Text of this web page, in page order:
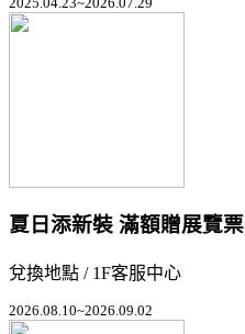
夏日添新裝 滿額贈展覽票
兌換地點 / 1F客服中心
2026.08.10~2026.09.02